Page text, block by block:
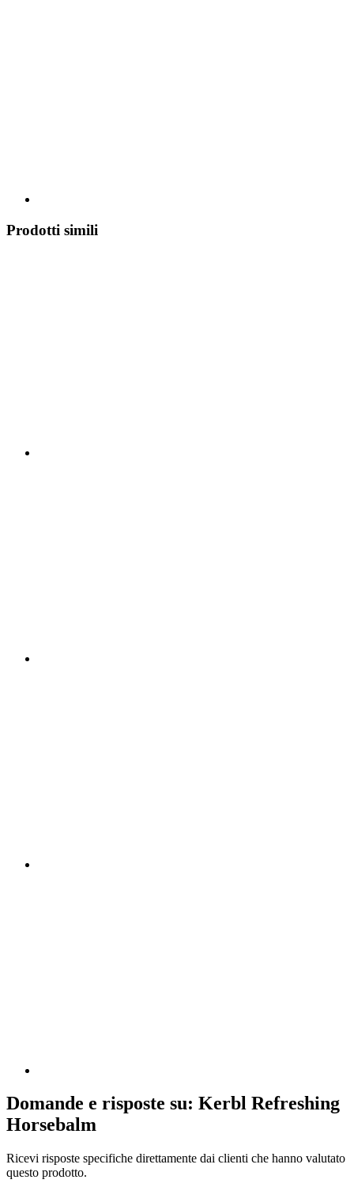
Prodotti simili
Domande e risposte su: Kerbl Refreshing
Horsebalm
Ricevi risposte specifiche direttamente dai clienti che hanno valutato
questo prodotto.